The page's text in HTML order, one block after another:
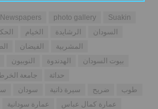
Newspapers photo gallery
Suakin
الخيام الرشايدة
السودان
الفيضان
المشربية
النوبيون الهدندوة
بيوت السودان
جامعة
حداثة
سودان سيرة ذاتية ضريح
طوب
عمارة سودانية
عمارة كمال عباس